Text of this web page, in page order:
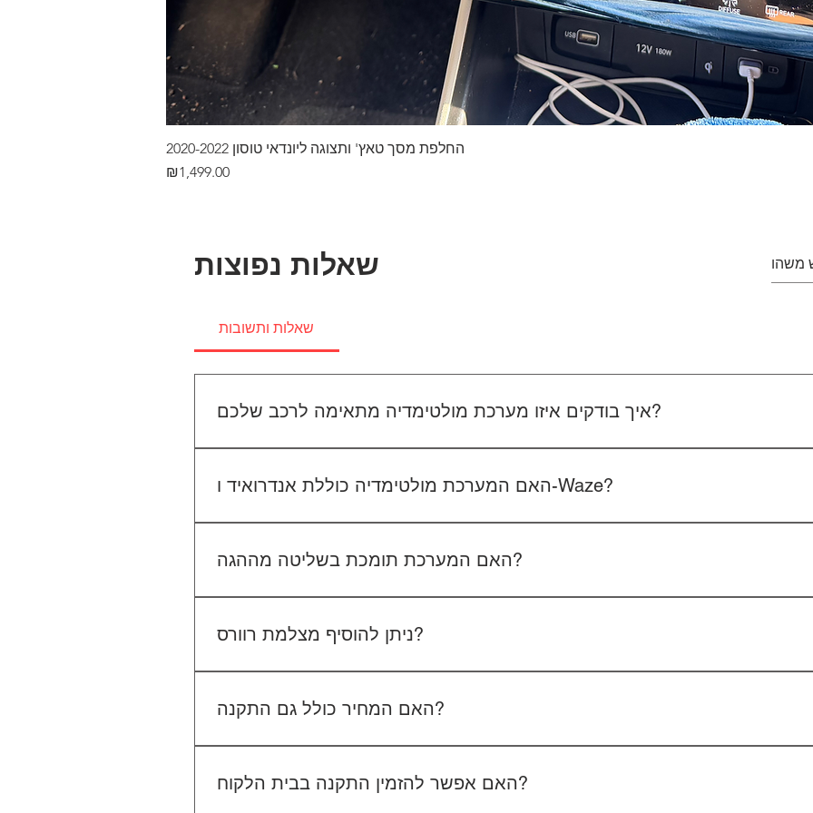
החלפת מסך טאץ' ותצוגה ליונדאי טוסון 2020-2022
Price
₪1,499.00
שאלות נפוצות
שאלות ותשובות
איך בודקים איזו מערכת מולטימדיה מתאימה לרכב שלכם?
מתאים לכם.
האם המערכת מולטימדיה כוללת אנדרואיד ו-Waze?
האם המערכת תומכת בשליטה מההגה?
אלינו לפני ההתקנה.
ניתן להוסיף מצלמת רוורס?
האם המחיר כולל גם התקנה?
האם אפשר להזמין התקנה בבית הלקוח?